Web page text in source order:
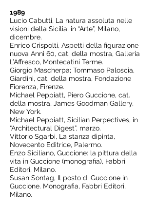
1989
Lucio Cabutti, La natura assoluta nelle
visioni della Sicilia, in “Arte”, Milano,
dicembre.
Enrico Crispolti, Aspetti della figurazione
nuova Anni 60, cat. della mostra, Galleria
L’Affresco, Montecatini Terme.
Giorgio Mascherpa; Tommaso Paloscia,
Giardini, cat. della mostra, Fondazione
Fiorenza, Firenze.
Michael Peppiatt, Piero Guccione, cat.
della mostra, James Goodman Gallery,
New York.
Michael Peppiatt, Sicilian Perpectives, in
“Architectural Digest”, marzo.
Vittorio Sgarbi, La stanza dipinta,
Novecento Editrice, Palermo.
Enzo Siciliano, Guccione: la pittura della
vita in Guccione (monografia), Fabbri
Editori, Milano.
Susan Sontag, Il posto di Guccione in
Guccione. Monografia, Fabbri Editori,
Milano.